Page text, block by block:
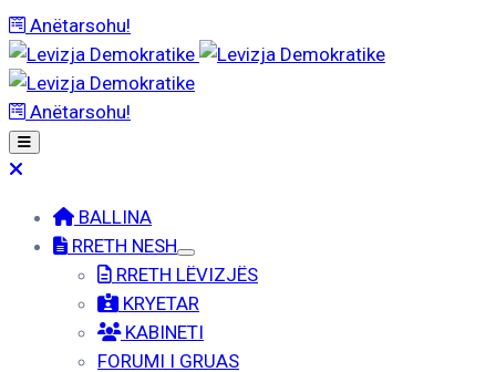
Anëtarsohu!
Anëtarsohu!
BALLINA
RRETH NESH
RRETH LËVIZJËS
KRYETAR
KABINETI
FORUMI I GRUAS